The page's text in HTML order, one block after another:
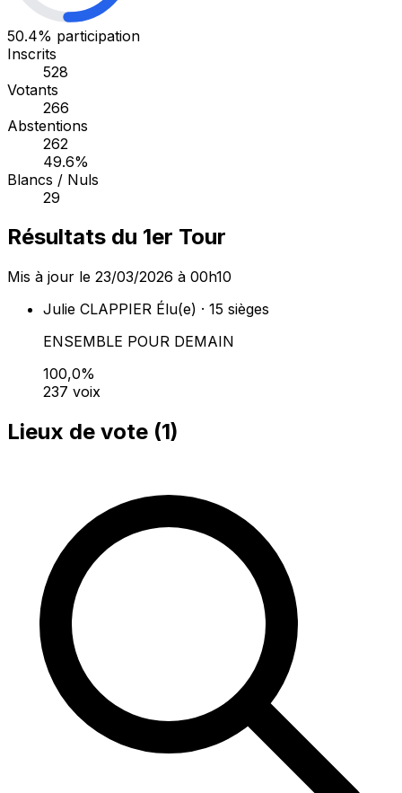
50.4% participation
Inscrits
528
Votants
266
Abstentions
262
49.6%
Blancs / Nuls
29
Résultats du 1er Tour
Mis à jour le 23/03/2026 à 00h10
Julie CLAPPIER Élu(e) · 15 sièges
ENSEMBLE POUR DEMAIN
100,0%
237 voix
Lieux de vote (1)